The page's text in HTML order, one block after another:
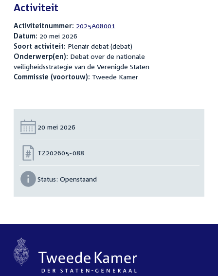
Activiteit
Activiteitnummer: 2025A08001
Datum: 20 mei 2026
Soort activiteit: Plenair debat (debat)
Onderwerp(en): Debat over de nationale
veiligheidsstrategie van de Verenigde Staten
Commissie (voortouw): Tweede Kamer
Datum:
20 mei 2026
Nummer:
TZ202605-088
Status: Openstaand